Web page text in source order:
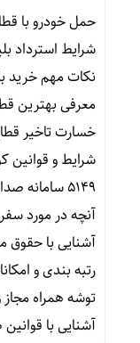
حمل خودرو با
شرایط استرداد
نکات مهم خرید
معرفی بهترین
خسارت تاخیر
شرایط و قوانین
۵۱۴۹ سامانه صدای مسافر راه آهن
آنچه در مورد سفر
آشنایی با حقوق
رتبه بندی و
توشه همراه مجاز
آشنایی با